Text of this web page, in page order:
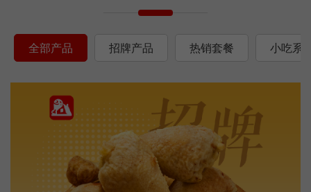
全部产品 招牌产品 热销套餐 小吃系